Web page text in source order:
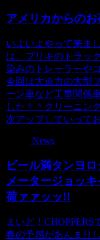
アメリカからのお
いよいよやって来ま
は、ブリキのトラッ
染みのトレーラーや
今回は大迫力の大型
ーン車など工事関係
した＾＾クリーニン
次アップしていって
News
ビール満タンヨ
メータージョッ
荷ァァッッ!!
まいど！
春の予感があんまり